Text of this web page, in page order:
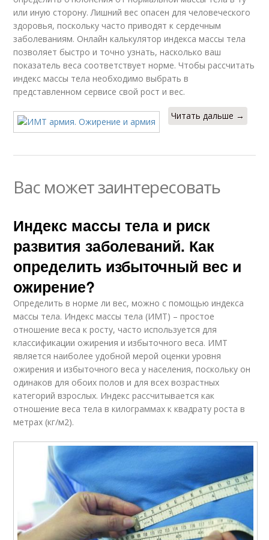
или иную сторону. Лишний вес опасен для человеческого
здоровья, поскольку часто приводят к сердечным
заболеваниям. Онлайн калькулятор индекса массы тела
позволяет быстро и точно узнать, насколько ваш
показатель веса соответствует норме. Чтобы рассчитать
индекс массы тела необходимо выбрать в
представленном сервисе свой рост и вес.
Читать дальше →
Вас может заинтересовать
Индекс массы тела и риск
развития заболеваний. Как
определить избыточный вес и
ожирение?
Определить в норме ли вес, можно с помощью индекса
массы тела. Индекс массы тела (ИМТ) – простое
отношение веса к росту, часто используется для
классификации ожирения и избыточного веса. ИМТ
является наиболее удобной мерой оценки уровня
ожирения и избыточного веса у населения, поскольку он
одинаков для обоих полов и для всех возрастных
категорий взрослых. Индекс рассчитывается как
отношение веса тела в килограммах к квадрату роста в
метрах (кг/м2).